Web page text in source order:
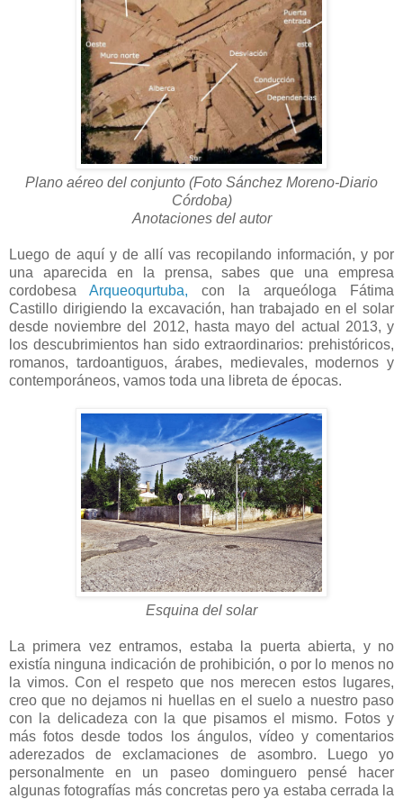
Plano aéreo del conjunto (Foto Sánchez Moreno-Diario
Córdoba)
Anotaciones del autor
Luego de aquí y de allí vas recopilando información, y por
una aparecida en la prensa, sabes que una empresa
cordobesa Arqueoqurtuba, con la arqueóloga Fátima
Castillo dirigiendo la excavación, han trabajado en el solar
desde noviembre del 2012, hasta mayo del actual 2013, y
los descubrimientos han sido extraordinarios: prehistóricos,
romanos, tardoantiguos, árabes, medievales, modernos y
contemporáneos, vamos toda una libreta de épocas.
Esquina del solar
La primera vez entramos, estaba la puerta abierta, y no
existía ninguna indicación de prohibición, o por lo menos no
la vimos. Con el respeto que nos merecen estos lugares,
creo que no dejamos ni huellas en el suelo a nuestro paso
con la delicadeza con la que pisamos el mismo. Fotos y
más fotos desde todos los ángulos, vídeo y comentarios
aderezados de exclamaciones de asombro. Luego yo
personalmente en un paseo dominguero pensé hacer
algunas fotografías más concretas pero ya estaba cerrada la